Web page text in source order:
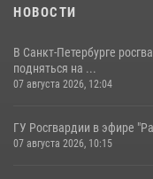
НОВОСТИ
В Санкт-Петербурге
подняться на ...
07 августа 2026, 12:04
ГУ Росгвардии в эфире
07 августа 2026, 10:15